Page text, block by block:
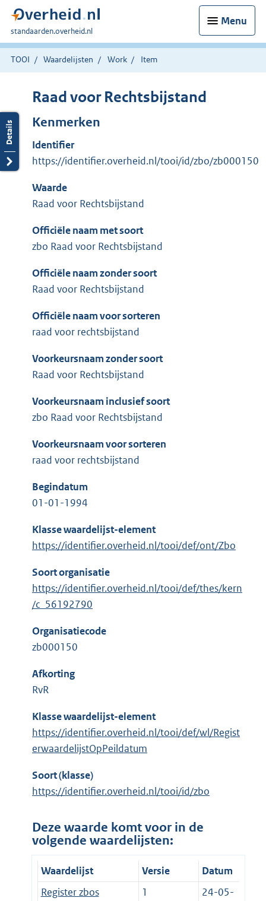
Menu
U
bent
hier:
standaarden.overheid.nl
TOOI Waardelijsten Work Item
Raad voor Rechtsbijstand
Kenmerken
Identifier
https://identifier.overheid.nl/tooi/id/zbo/zb000150
Waarde
Raad voor Rechtsbijstand
Officiële naam met soort
zbo Raad voor Rechtsbijstand
Officiële naam zonder soort
Raad voor Rechtsbijstand
Officiële naam voor sorteren
raad voor rechtsbijstand
Voorkeursnaam zonder soort
Raad voor Rechtsbijstand
Voorkeursnaam inclusief soort
zbo Raad voor Rechtsbijstand
Voorkeursnaam voor sorteren
raad voor rechtsbijstand
Begindatum
01-01-1994
Klasse waardelijst-element
https://identifier.overheid.nl/tooi/def/ont/Zbo
Soort organisatie
https://identifier.overheid.nl/tooi/def/thes/kern
/c_56192790
Organisatiecode
zb000150
Afkorting
RvR
Klasse waardelijst-element
https://identifier.overheid.nl/tooi/def/wl/Regist
erwaardelijstOpPeildatum
Soort (klasse)
https://identifier.overheid.nl/tooi/id/zbo
Deze waarde komt voor in de
volgende waardelijsten:
Waardelijst Versie
Datum
Register zbos
1
24-05-